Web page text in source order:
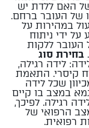
האם ללדת יש
של העובר ברחם.
במהירות על
ידי ניתוח
העובר ללקות
בחירת סוג
של לידה: לידה רגילה,
קיסרי. התאמת
שכל לידה
במצב בו קיים
רגילה. לפיכך,
הרפואי של
רפואית.